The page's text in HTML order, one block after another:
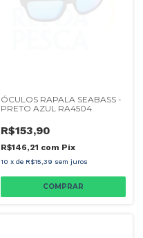
ÓCULOS RAPALA SEABASS -
PRETO AZUL RA4504
R$153,90
R$146,21 com Pix
10 x de R$15,39 sem juros